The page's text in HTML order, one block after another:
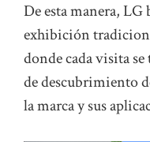
De esta manera, LG
exhibición
donde cada visita
de descubrimiento
la marca y sus